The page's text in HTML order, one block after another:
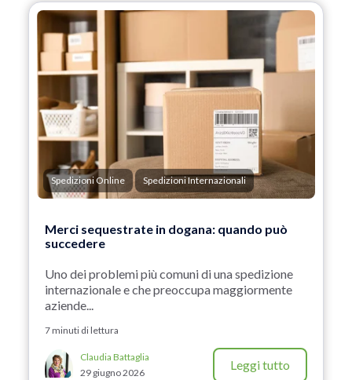
Spedizioni Online Spedizioni Internazionali
Merci sequestrate in dogana: quando può
succedere
Uno dei problemi più comuni di una spedizione
internazionale e che preoccupa maggiormente
aziende...
7 minuti di lettura
Claudia Battaglia
29 giugno 2026
Leggi tutto